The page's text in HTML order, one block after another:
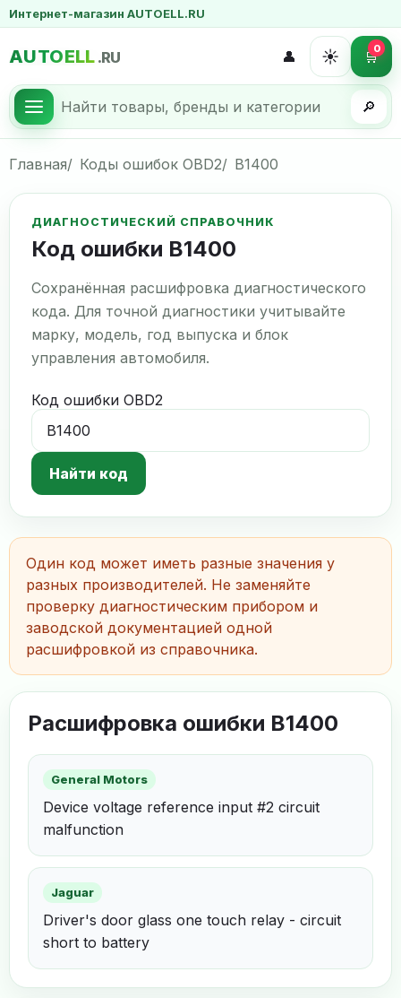
Интернет-магазин AUTOELL.RU
AUTOELL .RU
🔎
👤 ☀️ 🛒0
Главная Коды ошибок OBD2 B1400
ДИАГНОСТИЧЕСКИЙ СПРАВОЧНИК
Код ошибки B1400
Сохранённая расшифровка диагностического
кода. Для точной диагностики учитывайте
марку, модель, год выпуска и блок
управления автомобиля.
Код ошибки OBD2
Найти код
Один код может иметь разные значения у
разных производителей. Не заменяйте
проверку диагностическим прибором и
заводской документацией одной
расшифровкой из справочника.
Расшифровка ошибки B1400
General Motors
Device voltage reference input #2 circuit
malfunction
Jaguar
Driver's door glass one touch relay - circuit
short to battery